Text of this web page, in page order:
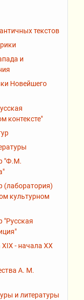
текстов
и
Новейшего
контексте"
"Ф.М.
(лаборатория)
культурном
"Русская
- начала XX
А. М.
и литературы